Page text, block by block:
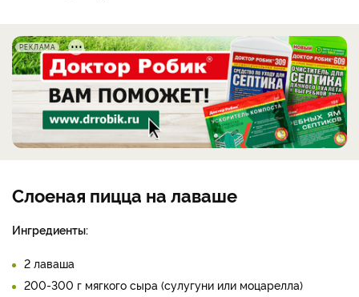
РЕКЛАМА
Слоеная пицца на лаваше
Ингредиенты:
2 лаваша
200-300 г мягкого сыра (сулугуни или моцарелла)